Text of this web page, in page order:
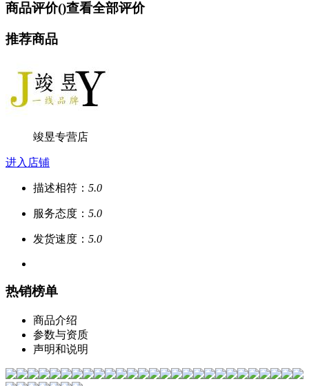
商品评价()查看全部评价
推荐商品
竣昱专营店
进入店铺
描述相符： 5.0
服务态度： 5.0
发货速度： 5.0
热销榜单
商品介绍
参数与资质
声明和说明